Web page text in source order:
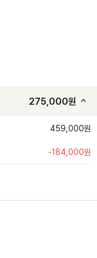
275,000원
459,000원
-184,000원